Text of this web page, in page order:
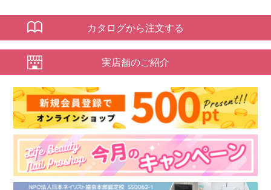
カタログから注文する
実店舗のご紹介